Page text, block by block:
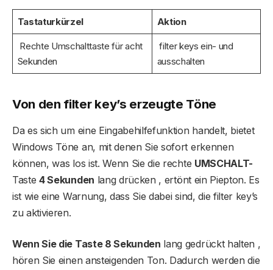
Tastaturkürzel Aktion
Rechte Umschalttaste für acht
Sekunden
filter keys ein- und
ausschalten
Von den filter key’s erzeugte Töne
Da es sich um eine Eingabehilfefunktion handelt, bietet
Windows Töne an, mit denen Sie sofort erkennen
können, was los ist. Wenn Sie die rechte UMSCHALT-
Taste4 Sekunden lang drücken , ertönt ein Piepton. Es
ist wie eine Warnung, dass Sie dabei sind, die filter key’s
zu aktivieren.
Wenn Sie die Taste 8 Sekunden lang gedrückt halten ,
hören Sie einen ansteigenden Ton. Dadurch werden die